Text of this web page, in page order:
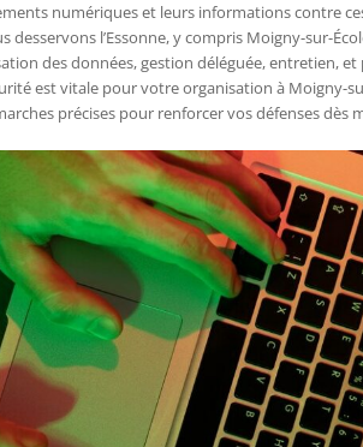
numériques et leurs informations contre
desservons l’Essonne, y compris Moigny-sur-
des données, gestion déléguée, entretien,
est vitale pour votre organisation à Moigny-
précises pour renforcer vos défenses dès